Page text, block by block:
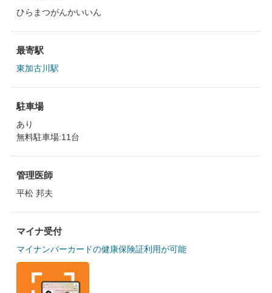
ひらまつがんかいいん
最寄駅
東加古川駅
駐車場
あり
無料駐車場:11台
管理医師
平松 邦夫
マイナ受付
マイナンバーカードの健康保険証利用が可能